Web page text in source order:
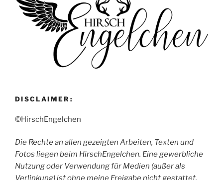
DISCLAIMER:
©HirschEngelchen
Die Rechte an allen gezeigten Arbeiten, Texten und
Fotos liegen beim HirschEngelchen. Eine gewerbliche
Nutzung oder Verwendung für Medien (außer als
Verlinkung) ist ohne meine Freigabe nicht gestattet.